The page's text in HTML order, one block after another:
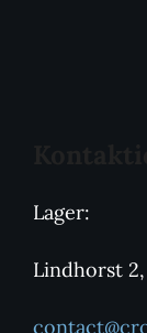
Lager:
Lindhorst